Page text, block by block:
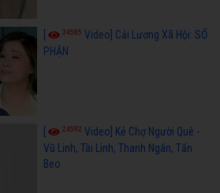
34585 Video] Cải Lương Xã Hội: SỐ
PHẬN
24592 Video] Kẻ Chợ Người Quê -
Vũ Linh, Tài Linh, Thanh Ngân, Tấn
Beo